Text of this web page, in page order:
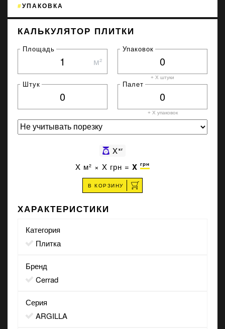
УПАКОВКА
КАЛЬКУЛЯТОР ПЛИТКИ
Площадь
м²
Упаковок
+ X штуки
Штук Палет
+ X упаковок
Xкг
X м² × X грн = X грн
В КОРЗИНУ
ХАРАКТЕРИСТИКИ
Категория
Плитка
Бренд
Cerrad
Серия
ARGILLA